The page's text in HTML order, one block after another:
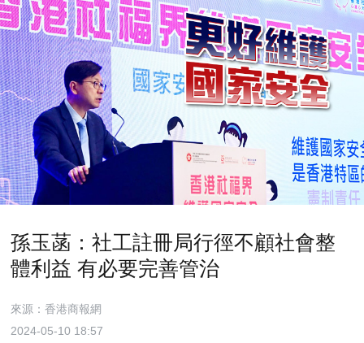
孫玉菡：社工註冊局行徑不顧社會整
體利益 有必要完善管治
來源：香港商報網
2024-05-10 18:57